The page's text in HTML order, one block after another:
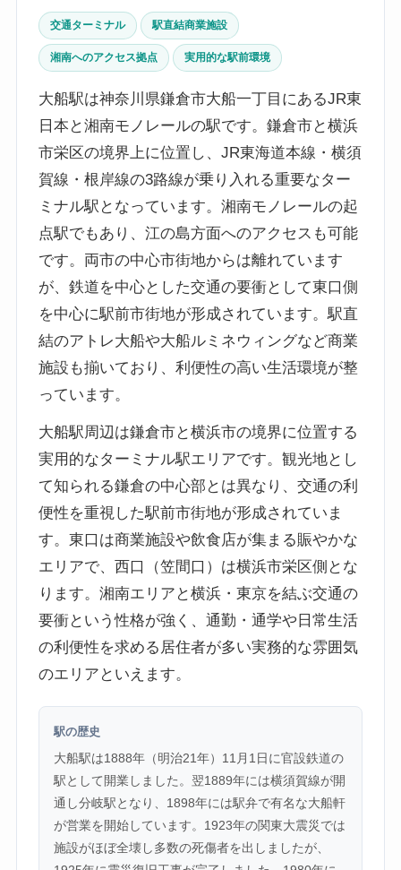
交通ターミナル 駅直結商業施設
湘南へのアクセス拠点 実用的な駅前環境
大船駅は神奈川県鎌倉市大船一丁目にあるJR東
日本と湘南モノレールの駅です。鎌倉市と横浜
市栄区の境界上に位置し、JR東海道本線・横須
賀線・根岸線の3路線が乗り入れる重要なター
ミナル駅となっています。湘南モノレールの起
点駅でもあり、江の島方面へのアクセスも可能
です。両市の中心市街地からは離れています
が、鉄道を中心とした交通の要衝として東口側
を中心に駅前市街地が形成されています。駅直
結のアトレ大船や大船ルミネウィングなど商業
施設も揃いており、利便性の高い生活環境が整
っています。
大船駅周辺は鎌倉市と横浜市の境界に位置する
実用的なターミナル駅エリアです。観光地とし
て知られる鎌倉の中心部とは異なり、交通の利
便性を重視した駅前市街地が形成されていま
す。東口は商業施設や飲食店が集まる賑やかな
エリアで、西口（笠間口）は横浜市栄区側とな
ります。湘南エリアと横浜・東京を結ぶ交通の
要衝という性格が強く、通勤・通学や日常生活
の利便性を求める居住者が多い実務的な雰囲気
のエリアといえます。
駅の歴史
大船駅は1888年（明治21年）11月1日に官設鉄道の
駅として開業しました。翌1889年には横須賀線が開
通し分岐駅となり、1898年には駅弁で有名な大船軒
が営業を開始しています。1923年の関東大震災では
施設がほぼ全壊し多数の死傷者を出しましたが、